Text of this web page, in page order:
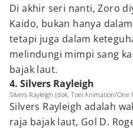
Di akhir seri nanti, Zoro
Kaido, bukan hanya
tetapi juga dalam
melindungi mimpi sang
bajak laut.
4. Silvers Rayleigh
Silvers Rayleigh (dok. Toei Animation/One
Silvers Rayleigh adalah
raja bajak laut, Gol D.